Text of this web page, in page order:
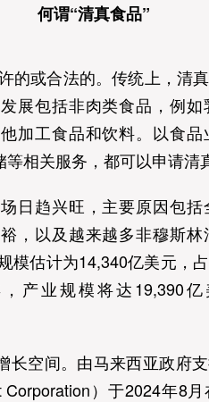
何谓“清真食品”
的或合法的。传统上，清
展包括非肉类食品，例
加工食品和饮料。以食
相关服务，都可以申请清
日趋兴旺，主要原因包
，以及越来越多非穆斯
模估计为14,340亿美元，
产业规模将达19,390
长空间。由马来西亚政府
）于2024年8